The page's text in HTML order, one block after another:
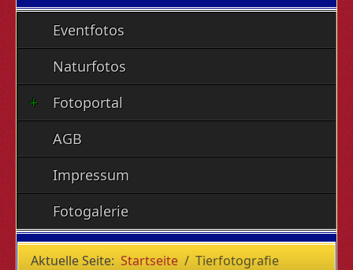
Eventfotos
Naturfotos
Fotoportal
AGB
Impressum
Fotogalerie
Aktuelle Seite: Startseite Tierfotografie